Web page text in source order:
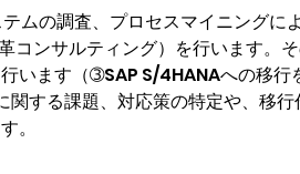
ムの調査、プロセスマイニング
コンサルティング）を行います。
います（➂SAP S/4HANAへの移
する課題、対応策の特定や、移
。